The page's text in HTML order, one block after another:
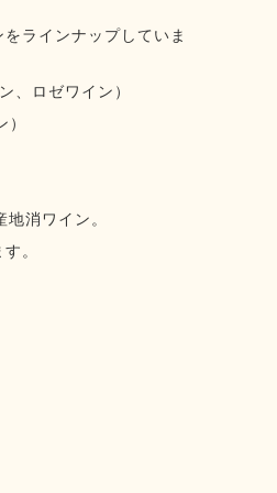
ラインナップしていま
ロゼワイン）
消ワイン。
。